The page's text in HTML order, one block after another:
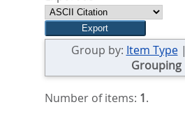
Group by: Item Type|
Grouping
Number of items: 1.